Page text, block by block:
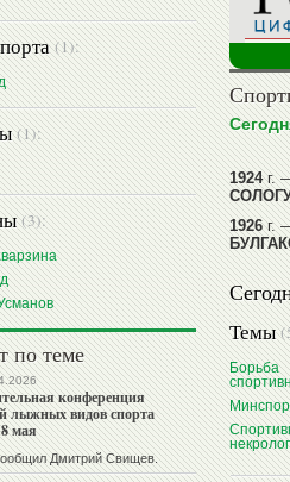
(1):
(1):
(3):
по теме
конференция
лыжных видов спорта
мая
Дмитрий Свищев.
1924г.
1926г.
1941г.
1964г.
и каноэ)
1964г.
(хоккей)
Темы
Борьба
некролог